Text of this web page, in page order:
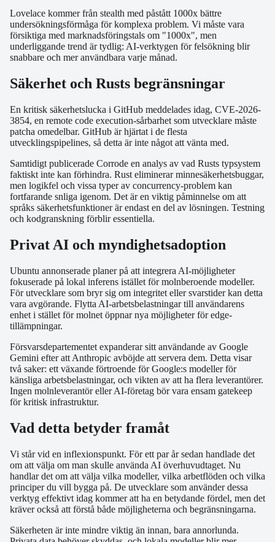
Lovelace kommer från stealth med påstått 1000x bättre
undersökningsförmåga för komplexa problem. Vi måste vara
försiktiga med marknadsföringstals om "1000x", men
underliggande trend är tydlig: AI-verktygen för felsökning blir
snabbare och mer användbara varje månad.
Säkerhet och Rusts begränsningar
En kritisk säkerhetslucka i GitHub meddelades idag, CVE-2026-
3854, en remote code execution-sårbarhet som utvecklare måste
patcha omedelbar. GitHub är hjärtat i de flesta
utvecklingspipelines, så detta är inte något att vänta med.
Samtidigt publicerade Corrode en analys av vad Rusts typsystem
faktiskt inte kan förhindra. Rust eliminerar minnesäkerhetsbuggar,
men logikfel och vissa typer av concurrency-problem kan
fortfarande snliga igenom. Det är en viktig påminnelse om att
språks säkerhetsfunktioner är endast en del av lösningen. Testning
och kodgranskning förblir essentiella.
Privat AI och myndighetsadoption
Ubuntu annonserade planer på att integrera AI-möjligheter
fokuserade på lokal inferens istället för molnberoende modeller.
För utvecklare som bryr sig om integritet eller svarstider kan detta
vara avgörande. Flytta AI-arbetsbelastningar till användarens
enhet i stället för molnet öppnar nya möjligheter för edge-
tillämpningar.
Försvarsdepartementet expanderar sitt användande av Google
Gemini efter att Anthropic avböjde att servera dem. Detta visar
två saker: ett växande förtroende för Google:s modeller för
känsliga arbetsbelastningar, och vikten av att ha flera leverantörer.
Ingen molnleverantör eller AI-företag bör vara ensam gatekeep
för kritisk infrastruktur.
Vad detta betyder framåt
Vi står vid en inflexionspunkt. För ett par år sedan handlade det
om att välja om man skulle använda AI överhuvudtaget. Nu
handlar det om att välja vilka modeller, vilka arbetflöden och vilka
principer du vill bygga på. De utvecklare som använder dessa
verktyg effektivt idag kommer att ha en betydande fördel, men det
kräver också att förstå både möjligheterna och begränsningarna.
Säkerheten är inte mindre viktig än innan, bara annorlunda.